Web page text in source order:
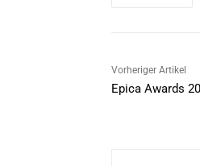
Vorheriger Artikel
Epica Awards